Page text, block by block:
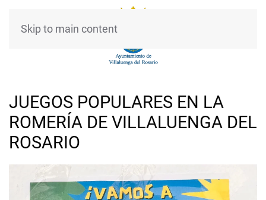
Skip to main content
JUEGOS POPULARES EN LA
ROMERÍA DE VILLALUENGA DEL
ROSARIO